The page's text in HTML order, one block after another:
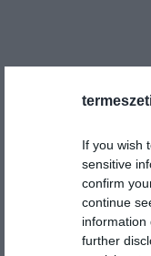
If you wish
sensitive
confirm
continue
information
further